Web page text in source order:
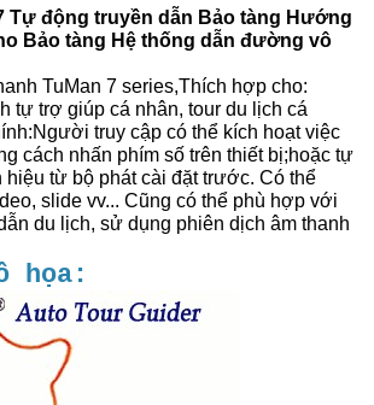
Tự động truyền dẫn Bảo tàng Hướng
Bảo tàng Hệ thống dẫn đường vô
TuMan 7 series,Thích hợp cho:
tự trợ giúp cá nhân, tour du lịch cá
truy cập có thể kích hoạt việc
cách nhấn phím số trên thiết bị;hoặc tự
hiệu từ bộ phát cài đặt trước. Có thể
slide vv... Cũng có thể phù hợp với
du lịch, sử dụng phiên dịch âm thanh
họa: